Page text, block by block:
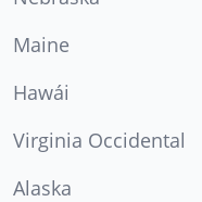
Maine
Hawái
Virginia Occidental
Alaska